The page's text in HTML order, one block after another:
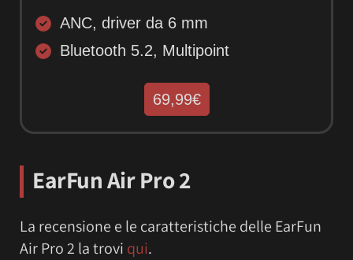
ANC, driver da 6 mm
Bluetooth 5.2, Multipoint
69,99€
EarFun Air Pro 2
La recensione e le caratteristiche delle EarFun
Air Pro 2 la trovi qui.